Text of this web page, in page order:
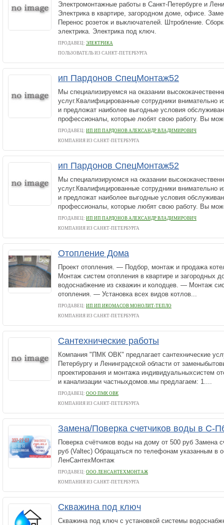
Электромонтажные работы в Санкт-Петербурге и
Электрика в квартире, загородном доме, офисе.
Перенос розеток и выключателей. Штробление.
электрика. Электрика под ключ.
ПРОДАВЕЦ: ЭЛЕКТРИКА
ПОЛЬЗОВАТЕЛЬ ИЗ САНКТ-ПЕТЕРБУРГА
ип Пардонов СпецМонтаж52
Мы специализируемся на оказании
услуг.Квалифицированные сотрудники внимательно
и предложат наиболее выгодные условия
профессионалы, которые любят свою работу. Вы
ПРОДАВЕЦ: ИП ИП ПАРДОНОВ АЛЕКСАНДР ВЛАДИМИРОВИЧ
КОМПАНИЯ ИЗ САНКТ-ПЕТЕРБУРГА
ип Пардонов СпецМонтаж52
Мы специализируюмся на оказании
услуг.Квалифицированные сотрудники внимательно
и предложат наиболее выгодные условия
профессионалы, которые любят свою работу. Вы
ПРОДАВЕЦ: ИП ИП ПАРДОНОВ АЛЕКСАНДР ВЛАДИМИРОВИЧ
КОМПАНИЯ ИЗ САНКТ-ПЕТЕРБУРГА
Отопление Дома
Проект отопления. — Подбор, монтаж и продажа
Монтаж систем отопления в квартире и загородных
водоснабжение из скважин и колодцев. — Монтаж
отопления. — Установка всех видов котлов...
ПРОДАВЕЦ: ИП ИП ИКОМАСОВ МОНОЛИТ-ТЕПЛО
КОМПАНИЯ ИЗ САНКТ-ПЕТЕРБУРГА
Сантехнические работы
Компания "ПМК ОВК" предлагает сантехнические
Петербургу и Ленинградской области от
проектирования и монтажа индивидуальныхсистем
и канализации частныхдомов.мы предлагаем: 1....
ПРОДАВЕЦ: ООО ПМК ОВК
КОМПАНИЯ ИЗ САНКТ-ПЕТЕРБУРГА
Замена/Поверка счетчиков воды в С-
Поверка счётчиков воды на дому от 500 руб Замена
руб (Valtec) Обращаться по телефонам указанным в
ЛенСантехМонтаж
ПРОДАВЕЦ: ООО ЛЕНСАНТЕХМОНТАЖ
КОМПАНИЯ ИЗ САНКТ-ПЕТЕРБУРГА
Скважина под ключ
Скважина под ключ с установкой системы